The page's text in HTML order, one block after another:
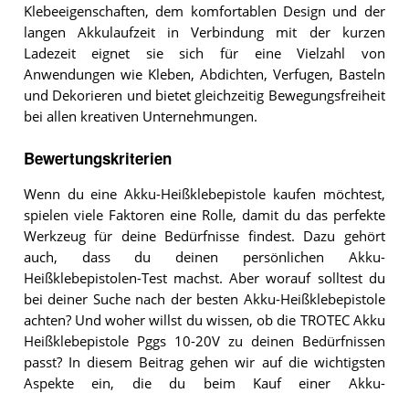
Klebeeigenschaften, dem komfortablen Design und der
langen Akkulaufzeit in Verbindung mit der kurzen
Ladezeit eignet sie sich für eine Vielzahl von
Anwendungen wie Kleben, Abdichten, Verfugen, Basteln
und Dekorieren und bietet gleichzeitig Bewegungsfreiheit
bei allen kreativen Unternehmungen.
Bewertungskriterien
Wenn du eine Akku-Heißklebepistole kaufen möchtest,
spielen viele Faktoren eine Rolle, damit du das perfekte
Werkzeug für deine Bedürfnisse findest. Dazu gehört
auch, dass du deinen persönlichen Akku-
Heißklebepistolen-Test machst. Aber worauf solltest du
bei deiner Suche nach der besten Akku-Heißklebepistole
achten? Und woher willst du wissen, ob die TROTEC Akku
Heißklebepistole Pggs 10-20V zu deinen Bedürfnissen
passt? In diesem Beitrag gehen wir auf die wichtigsten
Aspekte ein, die du beim Kauf einer Akku-